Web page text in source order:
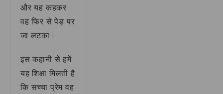
और यह कहकर
वह फिर से पेड़ पर
जा लटका।
इस कहानी से हमें
यह शिक्षा मिलती है
कि सच्चा प्रेम वह